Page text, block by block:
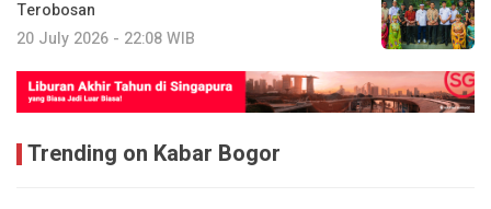
Terobosan
20 July 2026 - 22:08 WIB
Trending on Kabar Bogor